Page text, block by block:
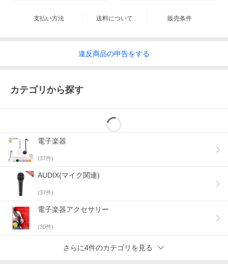
支払い方法 送料について 販売条件
違反商品の申告をする
カテゴリから探す
電子楽器
(37件)
AUDIX(マイク関連)
(37件)
電子楽器アクセサリー
(30件)
さらに4件のカテゴリを見る